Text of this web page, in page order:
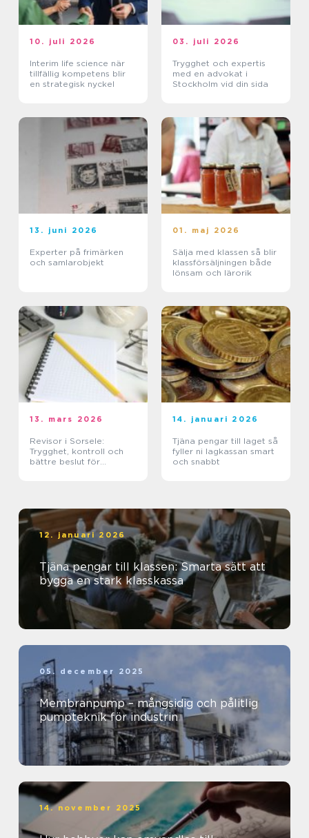
10. juli 2026
Interim life science när
tillfällig kompetens blir
en strategisk nyckel
03. juli 2026
Trygghet och expertis
med en advokat i
Stockholm vid din sida
13. juni 2026
Experter på frimärken
och samlarobjekt
01. maj 2026
Sälja med klassen så blir
klassförsäljningen både
lönsam och lärorik
13. mars 2026
Revisor i Sorsele:
Trygghet, kontroll och
bättre beslut för
14. januari 2026
Tjäna pengar till laget så
fyller ni lagkassan smart
och snabbt
12. januari 2026
Tjäna pengar till klassen: Smarta sätt att
bygga en stark klasskassa
05. december 2025
Membranpump – mångsidig och pålitlig
pumpteknik för industrin
14. november 2025